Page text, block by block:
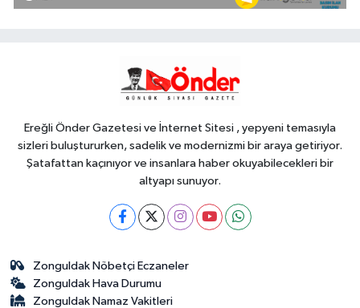
17:51
için kura çekimi gerçekleştirildi
Ereğli Önder Gazetesi ve İnternet Sitesi , yepyeni temasıyla
sizleri buluştururken, sadelik ve modernizmi bir araya getiriyor.
Şatafattan kaçınıyor ve insanlara haber okuyabilecekleri bir
altyapı sunuyor.
Zonguldak Nöbetçi Eczaneler
Zonguldak Hava Durumu
Zonguldak Namaz Vakitleri